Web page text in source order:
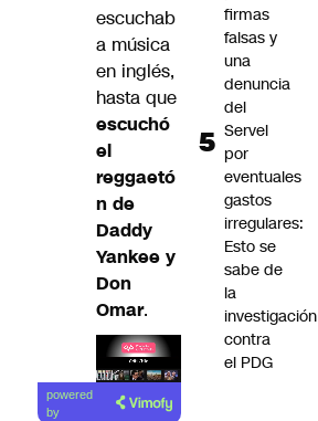
escuchab
a música
en inglés,
hasta que
escuchó
el
reggaetó
n de
Daddy
Yankee y
Don
Omar.
Lea el
artículo
powered
by
firmas
falsas y
una
denuncia
del
Servel
por
eventuales
gastos
irregulares:
Esto se
sabe de
la
investigación
contra
el PDG